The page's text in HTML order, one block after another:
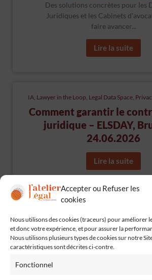
Accepter ou Refuser les
cookies
Nous utilisons des cookies (traceurs) pour améliorer
et donc votre expérience, et pour assurer la
Nous utilisons plusieurs types de cookies sur notre
caractéristiques sont décrites ci-contre.
Fonctionnel
Des solutions concrètes pour les
Juridiques et les Cabinets
faire avancer...
Lire la suite
IA, Lawyer in the Loop, Legal Data Space,
Comment garantir le
juridique – ELSDAY,
24.06.2026
Lire la suite